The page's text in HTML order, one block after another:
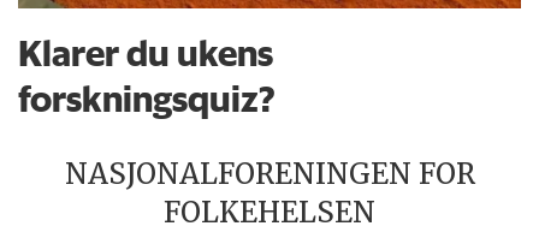
Klarer du ukens
forskningsquiz?
NASJONALFORENINGEN FOR
FOLKEHELSEN